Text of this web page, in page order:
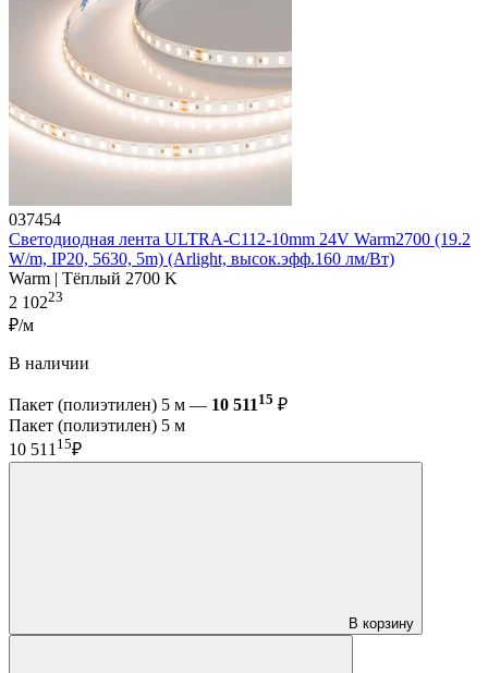
037454
Светодиодная лента ULTRA-C112-10mm 24V Warm2700 (19.2
W/m, IP20, 5630, 5m) (Arlight, высок.эфф.160 лм/Вт)
Warm | Тёплый 2700 K
2 10223
₽/м
В наличии
Пакет (полиэтилен) 5 м — 10 51115 ₽
Пакет (полиэтилен) 5 м
10 51115₽
В корзину